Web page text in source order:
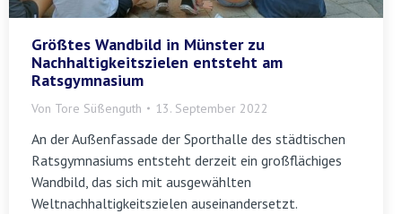
Größtes Wandbild in Münster zu
Nachhaltigkeitszielen entsteht am
Ratsgymnasium
Von Tore Süßenguth 13. September 2022
An der Außenfassade der Sporthalle des städtischen
Ratsgymnasiums entsteht derzeit ein großflächiges
Wandbild, das sich mit ausgewählten
Weltnachhaltigkeitszielen auseinandersetzt.